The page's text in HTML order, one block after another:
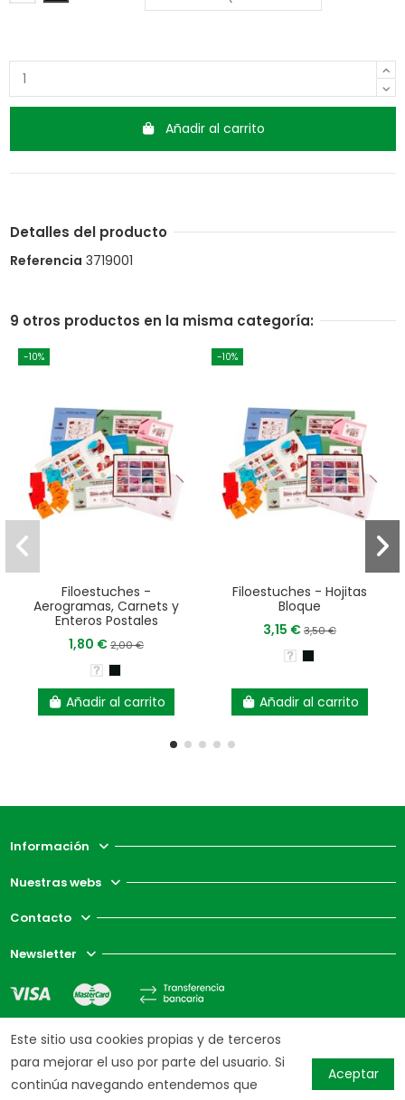
Añadir al carrito
Detalles del producto
Referencia 3719001
9 otros productos en la misma categoría:
-10%
Filoestuches -
Aerogramas, Carnets y
Enteros Postales
1,80 €2,00 €
Añadir al carrito
-10%
Filoestuches - Hojitas
Bloque
3,15 €3,50 €
Añadir al carrito
Información
Nuestras webs
Contacto
Newsletter
Este sitio usa cookies propias y de terceros
para mejorar el uso por parte del usuario. Si
continúa navegando entendemos que
Aceptar